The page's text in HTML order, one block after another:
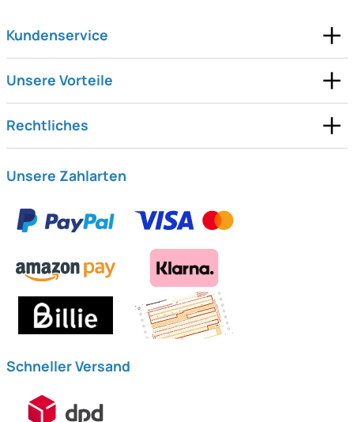
Kundenservice
Unsere Vorteile
Rechtliches
Unsere Zahlarten
Schneller Versand